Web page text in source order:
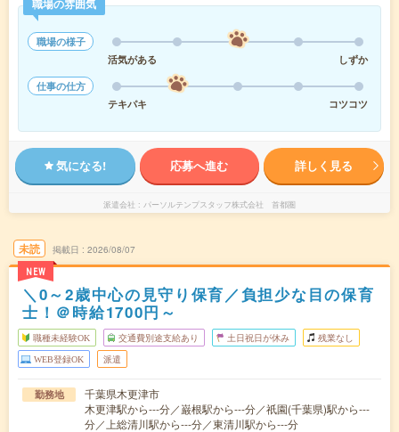
職場の雰囲気
職場の様子
活気がある
しずか
仕事の仕方
テキパキ
コツコツ
気になる! 応募へ進む 詳しく見る
派遣会社 パーソルテンプスタッフ株式会社 首都圏
未読
NEW
掲載日 2026/08/07
＼0～2歳中心の見守り保育／負担少な目の保育
士！＠時給1700円～
職種未経験OK 交通費別途支給あり 土日祝日が休み 残業なし
WEB登録OK 派遣
勤務地
千葉県木更津市
木更津駅から---分／巌根駅から---分／祇園(千葉県)駅から---
分／上総清川駅から---分／東清川駅から---分